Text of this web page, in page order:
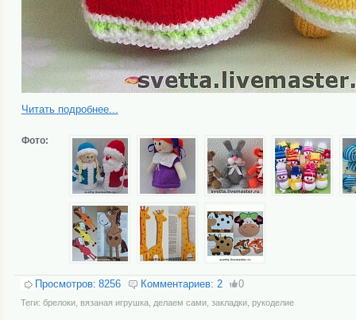
Читать подробнее...
Фото:
Просмотров: 8256 Комментариев: 2 0
Теги: брелоки, вязаная игрушка, делаем сами, закладки, рукоделие